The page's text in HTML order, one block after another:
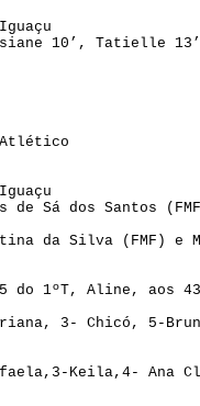
Iguaçu
10’ , Tatielle 13’
Atlético
Iguaçu
de Sá dos Santos (FMF
da Silva (FMF) e
do 1ºT, Aline, aos
3- Chicó , 5-
Keila,4- Ana